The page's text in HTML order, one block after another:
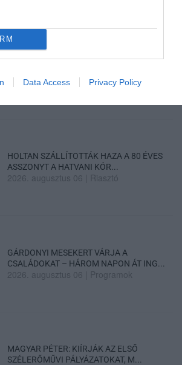
Data Access Privacy Policy
ÚJ HŰTŐRENDSZER A MARKHOT FERENC
2026. augusztus 06 |Eger ügye
HOLTAN SZÁLLÍTOTTÁK HAZA A 80 ÉVES
ASSZONYT A HATVANI KÓR...
2026. augusztus 06 Riasztó
GÁRDONYI MESEKERT VÁRJA A
CSALÁDOKAT – HÁROM NAPON ÁT ING...
2026. augusztus 06 Programok
MAGYAR PÉTER: KIÍRJÁK AZ ELSŐ
SZÉLERŐMŰVI PÁLYÁZATOKAT, M...